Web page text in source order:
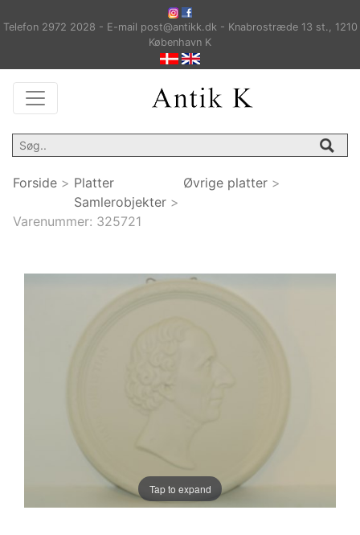
Telefon 2972 2028 - E-mail post@antikk.dk - Knabrostræde 13 st., 1210
København K
Forside > Platter
Samlerobjekter >
Øvrige platter >
Varenummer: 325721
Tap to expand